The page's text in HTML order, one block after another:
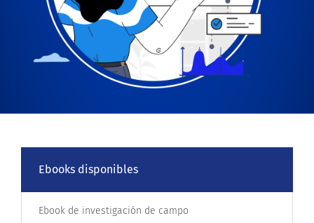
Ebooks disponibles
Ebook de investigación de campo